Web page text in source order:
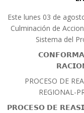
Este lunes 03 de
Culminación de
Sistema del
PROCESO DE
REGIONAL-
𝗣𝗥𝗢𝗖𝗘𝗦𝗢 𝗗𝗘